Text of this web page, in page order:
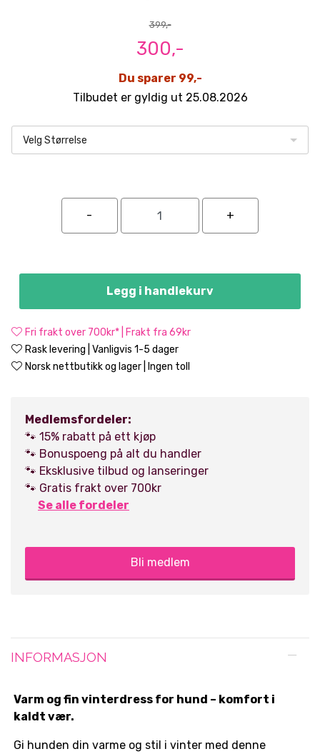
399,-
300,-
Du sparer 99,-
Tilbudet er gyldig ut 25.08.2026
Velg Størrelse
Legg i handlekurv
Fri frakt over 700kr* | Frakt fra 69kr
Rask levering | Vanligvis 1-5 dager
Norsk nettbutikk og lager | Ingen toll
Medlemsfordeler:
🐾 15% rabatt på ett kjøp
🐾 Bonuspoeng på alt du handler
🐾 Eksklusive tilbud og lanseringer
🐾 Gratis frakt over 700kr
Se alle fordeler
Bli medlem
INFORMASJON
Varm og fin vinterdress for hund – komfort i
kaldt vær.
Gi hunden din varme og stil i vinter med denne